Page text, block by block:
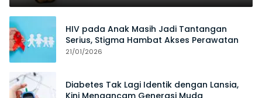
HIV pada Anak Masih Jadi Tantangan
Serius, Stigma Hambat Akses Perawatan
21/01/2026
Diabetes Tak Lagi Identik dengan Lansia,